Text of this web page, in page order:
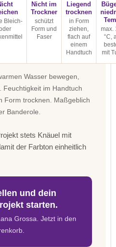
Bleich-
Nicht im
Trockner
schützt
Form und
Faser
Liegend
trocknen
in Form
ziehen,
flach auf
einem
Handtuch
max.
°C,
mit
Wasser bewegen,
Feuchtigkeit im Handtuch
Form trocknen. Maßgeblich
Banderole.
stets Knäuel mit
der Farbton einheitlich
und dein
starten.
Grossa. Jetzt in den